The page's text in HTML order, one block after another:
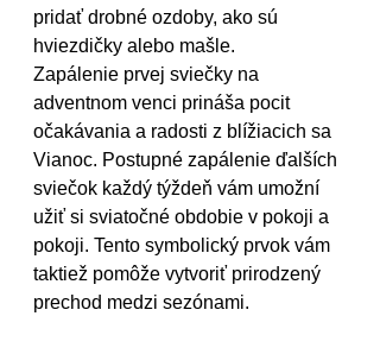
pridať drobné ozdoby, ako sú
hviezdičky alebo mašle.
Zapálenie prvej sviečky na
adventnom venci prináša pocit
očakávania a radosti z blížiacich sa
Vianoc. Postupné zapálenie ďalších
sviečok každý týždeň vám umožní
užiť si sviatočné obdobie v pokoji a
pokoji. Tento symbolický prvok vám
taktiež pomôže vytvoriť prirodzený
prechod medzi sezónami.